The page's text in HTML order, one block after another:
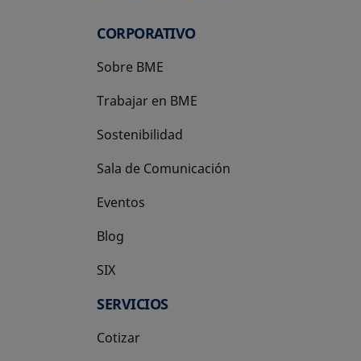
CORPORATIVO
Sobre BME
Trabajar en BME
Sostenibilidad
Sala de Comunicación
Eventos
Blog
SIX
se abre en una pestaña nueva
SERVICIOS
Cotizar